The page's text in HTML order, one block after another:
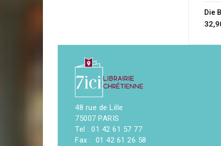
Die
48 rue de Lille
75007 PARIS
Tel : 01 42 61 57 77
Fax : 01 42 61 26 58